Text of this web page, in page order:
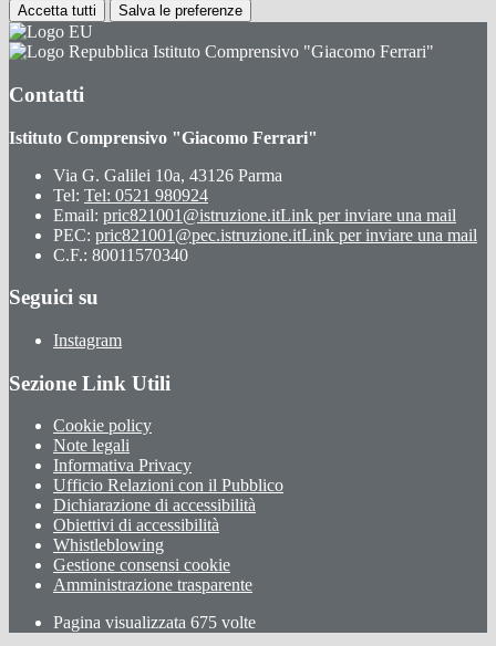
Accetta tutti Salva le preferenze
Istituto Comprensivo "Giacomo Ferrari"
Contatti
Istituto Comprensivo "Giacomo Ferrari"
Via G. Galilei 10a, 43126 Parma
Tel: Tel: 0521 980924
Email: pric821001@istruzione.itLink per inviare una mail
PEC: pric821001@pec.istruzione.itLink per inviare una mail
C.F.: 80011570340
Seguici su
Instagram
Sezione Link Utili
Cookie policy
Note legali
Informativa Privacy
Ufficio Relazioni con il Pubblico
Dichiarazione di accessibilità
Obiettivi di accessibilità
Whistleblowing
Gestione consensi cookie
Amministrazione trasparente
Pagina visualizzata 675 volte